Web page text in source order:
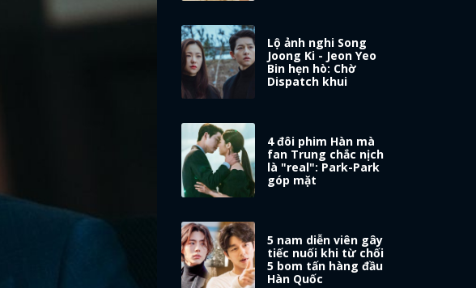
Lộ ảnh nghi Song
Joong Ki - Jeon Yeo
Bin hẹn hò: Chờ
Dispatch khui
4 đôi phim Hàn mà
fan Trung chắc nịch
là "real": Park-Park
góp mặt
5 nam diễn viên gây
tiếc nuối khi từ chối
5 bom tấn hàng đầu
Hàn Quốc